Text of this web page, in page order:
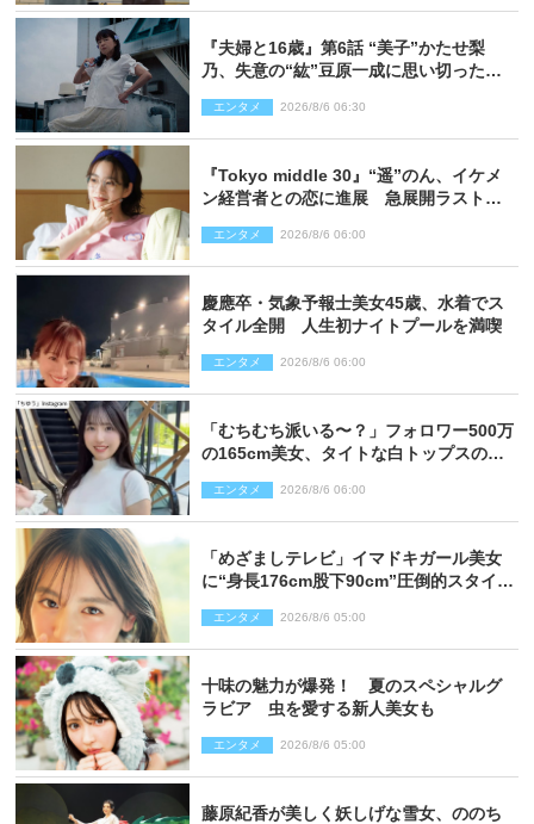
『夫婦と16歳』第6話 “美子”かたせ梨
乃、失意の“紘”豆原一成に思い切ったプ
エンタメ 2026/8/6 06:30
『Tokyo middle 30』“遥”のん、イケメ
ン経営者との恋に進展 急展開ラストに
エンタメ 2026/8/6 06:00
慶應卒・気象予報士美女45歳、水着でス
タイル全開 人生初ナイトプールを満喫
エンタメ 2026/8/6 06:00
「むちむち派いる〜？」フォロワー500万
の165cm美女、タイトな白トップスの抜
エンタメ 2026/8/6 06:00
「めざましテレビ」イマドキガール美女
に“身長176cm股下90cm”圧倒的スタイル
エンタメ 2026/8/6 05:00
十味の魅力が爆発！ 夏のスペシャルグ
ラビア 虫を愛する新人美女も
エンタメ 2026/8/6 05:00
藤原紀香が美しく妖しげな雪女、ののち